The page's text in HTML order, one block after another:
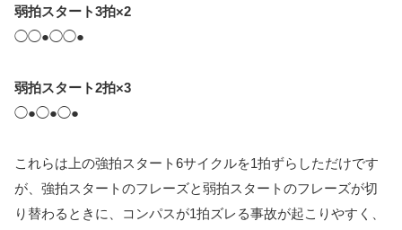
弱拍スタート3拍×2
◯◯●◯◯●
弱拍スタート2拍×3
◯●◯●◯●
これらは上の強拍スタート6サイクルを1拍ずらしただけです
が、強拍スタートのフレーズと弱拍スタートのフレーズが切
り替わるときに、コンパスが1拍ズレる事故が起こりやすく、